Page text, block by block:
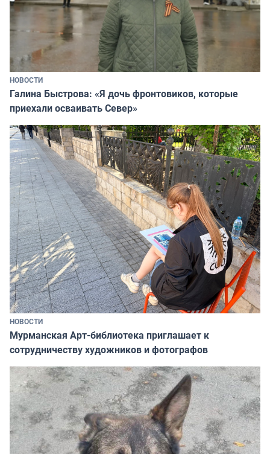
НОВОСТИ
Галина Быстрова: «Я дочь фронтовиков, которые
приехали осваивать Север»
НОВОСТИ
Мурманская Арт-библиотека приглашает к
сотрудничеству художников и фотографов